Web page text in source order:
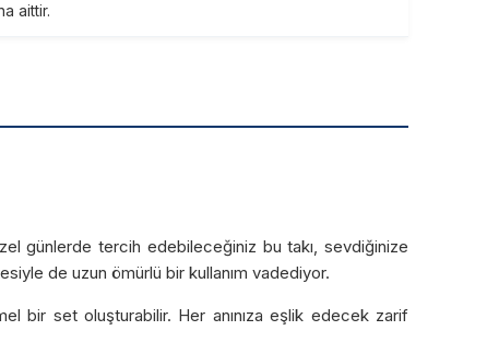
günlerde tercih edebileceğiniz bu takı, sevdiğinize
de uzun ömürlü bir kullanım vadediyor.
bir set oluşturabilir. Her anınıza eşlik edecek zarif
aittir.